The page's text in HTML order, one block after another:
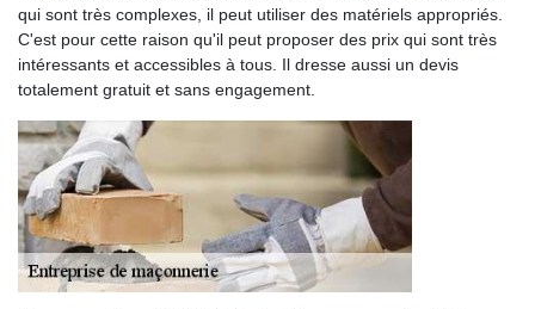
qui sont très complexes, il peut utiliser des matériels appropriés.
C'est pour cette raison qu'il peut proposer des prix qui sont très
intéressants et accessibles à tous. Il dresse aussi un devis
totalement gratuit et sans engagement.